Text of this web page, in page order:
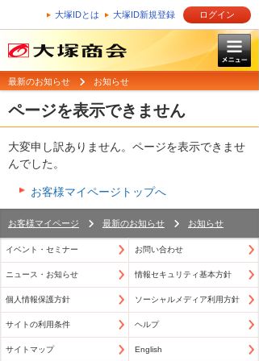
大塚IDとは 大塚ID新規登録 ログイン
最新のお知らせ お知らせ
ページを表示できません
大変申し訳ありません。ページを表示できませ
んでした。
お客様マイページトップへ
お客様マイページ 最新のお知らせ お知らせ
イベント・セミナー お問い合わせ
ニュース・お知らせ 情報セキュリティ基本方針
個人情報保護方針 ソーシャルメディア利用方針
サイトの利用条件 ヘルプ
サイトマップ English